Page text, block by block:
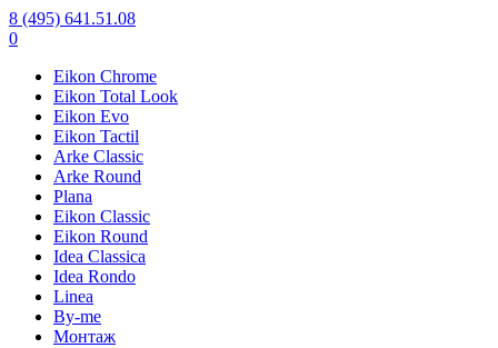
8 (495) 641.51.08
0
Eikon Chrome
Eikon Total Look
Eikon Evo
Eikon Tactil
Arke Classic
Arke Round
Plana
Eikon Classic
Eikon Round
Idea Classica
Idea Rondo
Linea
By-me
Монтаж